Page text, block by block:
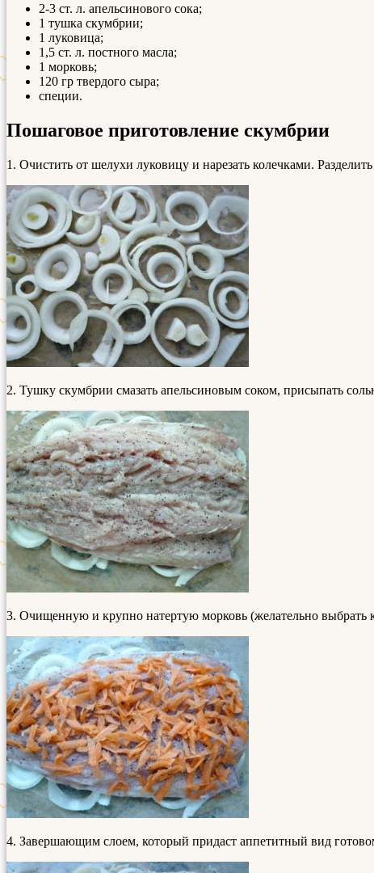
2-3 ст. л. апельсинового сока;
1 тушка скумбрии;
1 луковица;
1,5 ст. л. постного масла;
1 морковь;
120 гр твердого сыра;
специи.
Пошаговое приготовление скумбрии
1. Очистить от шелухи луковицу и нарезать колечками.
2. Тушку скумбрии смазать апельсиновым соком, присыпать
3. Очищенную и крупно натертую морковь (желательно выбрать
4. Завершающим слоем, который придаст аппетитный вид